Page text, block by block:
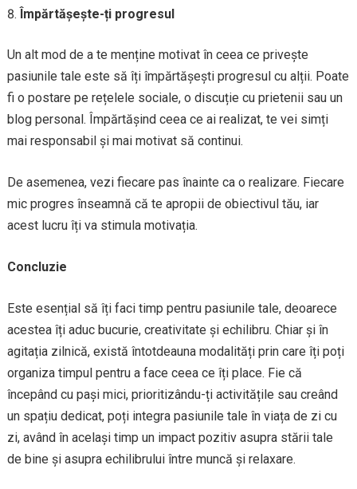
Împărtășește-ți progresul
Un alt mod de a te menține motivat în ceea ce privește
pasiunile tale este să îți împărtășești progresul cu alții. Poate
fi o postare pe rețelele sociale, o discuție cu prietenii sau un
blog personal. Împărtășind ceea ce ai realizat, te vei simți
mai responsabil și mai motivat să continui.
De asemenea, vezi fiecare pas înainte ca o realizare. Fiecare
mic progres înseamnă că te apropii de obiectivul tău, iar
acest lucru îți va stimula motivația.
Concluzie
Este esențial să îți faci timp pentru pasiunile tale, deoarece
acestea îți aduc bucurie, creativitate și echilibru. Chiar și în
agitația zilnică, există întotdeauna modalități prin care îți poți
organiza timpul pentru a face ceea ce îți place. Fie că
începând cu pași mici, prioritizându-ți activitățile sau creând
un spațiu dedicat, poți integra pasiunile tale în viața de zi cu
zi, având în același timp un impact pozitiv asupra stării tale
de bine și asupra echilibrului între muncă și relaxare.